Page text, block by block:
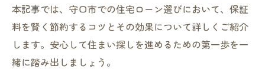
本記事では、守口市での住宅ローン選びにおいて、保証
料を賢く節約するコツとその効果について詳しくご紹介
します。安心して住まい探しを進めるための第一歩を一
緒に踏み出しましょう。